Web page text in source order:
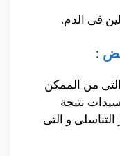
فى الدم.
:
من الممكن
نتيجة
و التى